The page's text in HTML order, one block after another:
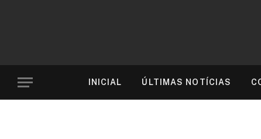
INICIAL ÚLTIMAS NOTÍCIAS